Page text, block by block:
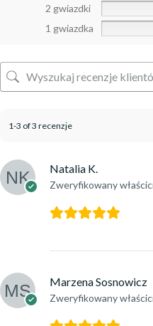
2 gwiazdki
1 gwiazdka
1-3 of 3 recenzje
Natalia K.
Zweryfikowany
Marzena Sosnowicz
Zweryfikowany